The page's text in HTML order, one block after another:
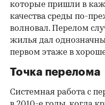
которые пришли в
качества среды по-
волновал. Перелом
жилья дал
первом этаже в
Точка перелома
Системная работа с